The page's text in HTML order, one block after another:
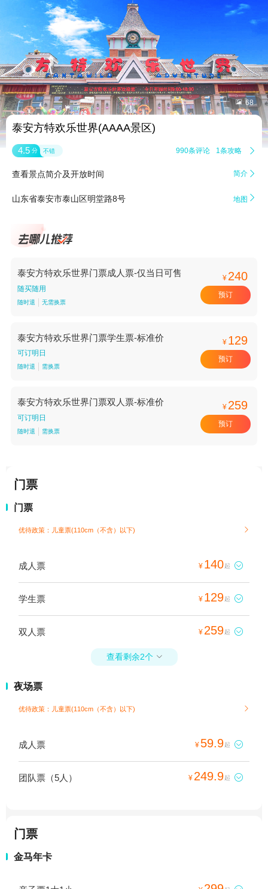
 68
泰安方特欢乐世界(AAAA景区)
4.5 分 不错 990条评论 1条攻略 
查看景点简介及开放时间 简介 
山东省泰安市泰山区明堂路8号 地图 
泰安方特欢乐世界门票成人票-仅当日可售
随买随用
随时退 无需换票
¥ 240
预订
泰安方特欢乐世界门票学生票-标准价
可订明日
随时退 需换票
¥ 129
预订
泰安方特欢乐世界门票双人票-标准价
可订明日
随时退 需换票
¥ 259
预订
门票
门票
优待政策：儿童票(110cm（不含）以下) 
成人票 ¥ 140起 
学生票 ¥ 129起 
双人票 ¥ 259起 
查看剩余2个 
夜场票
优待政策：儿童票(110cm（不含）以下) 
成人票 ¥ 59.9起 
团队票（5人） ¥ 249.9起 
门票
金马年卡